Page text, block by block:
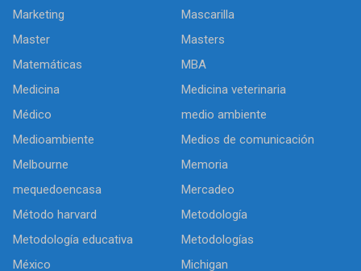
Marketing
Mascarilla
Master
Masters
Matemáticas
MBA
Medicina
Medicina veterinaria
Médico
medio ambiente
Medioambiente
Medios de comunicación
Melbourne
Memoria
mequedoencasa
Mercadeo
Método harvard
Metodología
Metodología educativa
Metodologías
México
Michigan